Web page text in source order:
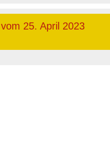
25. April 2023